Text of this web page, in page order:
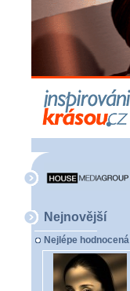
Nejnovější
Nejlépe hodnocená